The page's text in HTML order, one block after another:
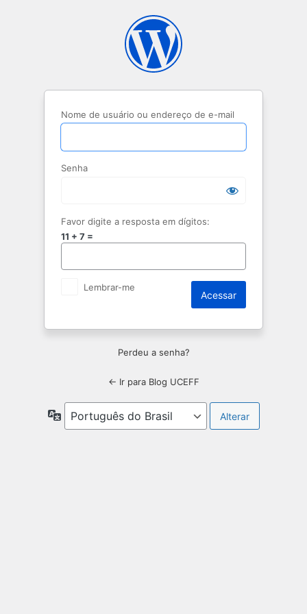
Nome de usuário ou endereço de e-mail
Senha
Favor digite a resposta em dígitos:
11 + 7 =
Lembrar-me
Perdeu a senha?
← Ir para Blog UCEFF
Idioma